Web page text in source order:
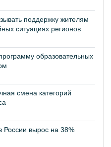
поддержку жителям
ситуациях регионов
образовательных
смена категорий
России вырос на 38%